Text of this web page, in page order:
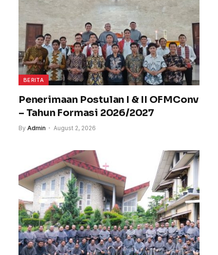
BERITA
Penerimaan Postulan I & II OFMConv
– Tahun Formasi 2026/2027
By Admin August 2, 2026